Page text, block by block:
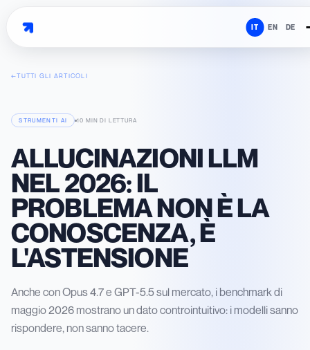
IT EN DE
←TUTTI GLI ARTICOLI
STRUMENTI AI 10 MIN DI LETTURA
ALLUCINAZIONI LLM
NEL 2026: IL
PROBLEMA NON È LA
CONOSCENZA, È
L'ASTENSIONE
Anche con Opus 4.7 e GPT-5.5 sul mercato, i benchmark di
maggio 2026 mostrano un dato controintuitivo: i modelli sanno
rispondere, non sanno tacere.